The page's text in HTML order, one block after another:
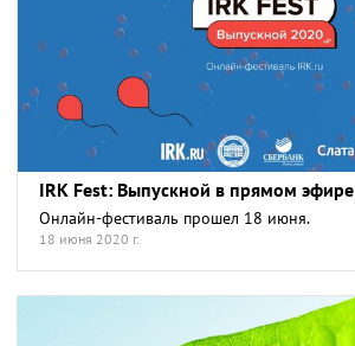
IRK Fest: Выпускной в прямом эфире
Онлайн-фестиваль прошел 18 июня.
18 июня 2020 г.